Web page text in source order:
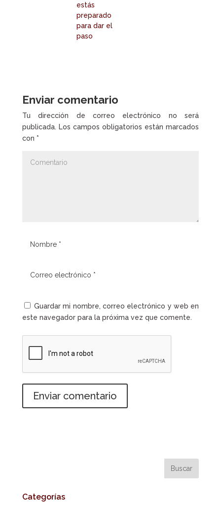
estás
preparado
para dar el
paso
Enviar comentario
Tu dirección de correo electrónico no será
publicada. Los campos obligatorios están marcados
con *
Guardar mi nombre, correo electrónico y web en
este navegador para la próxima vez que comente.
Categorías